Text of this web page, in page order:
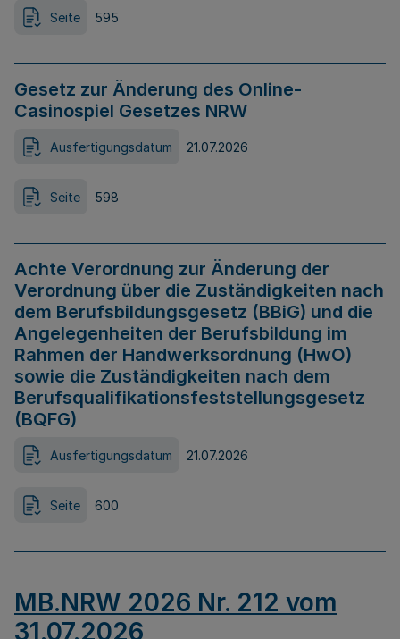
Seite 595
Gesetz zur Änderung des Online-
Casinospiel Gesetzes NRW
Ausfertigungsdatum 21.07.2026
Seite 598
Achte Verordnung zur Änderung der
Verordnung über die Zuständigkeiten nach
dem Berufsbildungsgesetz (BBiG) und die
Angelegenheiten der Berufsbildung im
Rahmen der Handwerksordnung (HwO)
sowie die Zuständigkeiten nach dem
Berufsqualifikationsfeststellungsgesetz
(BQFG)
Ausfertigungsdatum 21.07.2026
Seite 600
MB.NRW 2026 Nr. 212 vom
31.07.2026